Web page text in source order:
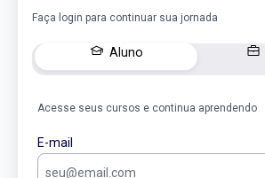
Faça login para continuar sua jornada
Aluno
Acesse seus cursos e continua aprendendo
E-mail